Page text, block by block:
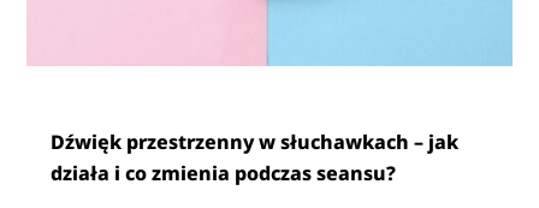
Dźwięk przestrzenny w słuchawkach – jak
działa i co zmienia podczas seansu?